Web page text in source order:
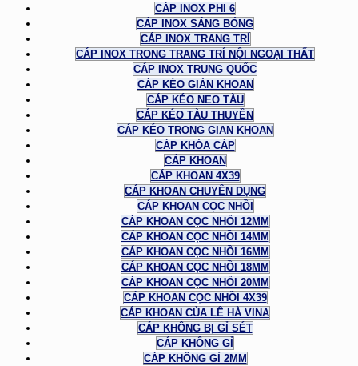
CÁP INOX PHI 6
CÁP INOX SÁNG BÓNG
CÁP INOX TRANG TRÍ
CÁP INOX TRONG TRANG TRÍ NỘI NGOẠI THẤT
CÁP INOX TRUNG QUỐC
CÁP KÉO GIÀN KHOAN
CÁP KÉO NEO TÀU
CÁP KÉO TÀU THUYỀN
CÁP KÉO TRONG GIAN KHOAN
CÁP KHÓA CÁP
CÁP KHOAN
CÁP KHOAN 4X39
CÁP KHOAN CHUYÊN DỤNG
CÁP KHOAN CỌC NHỒI
CÁP KHOAN CỌC NHỒI 12MM
CÁP KHOAN CỌC NHỒI 14MM
CÁP KHOAN CỌC NHỒI 16MM
CÁP KHOAN CỌC NHỒI 18MM
CÁP KHOAN CỌC NHỒI 20MM
CÁP KHOAN CỌC NHỒI 4X39
CÁP KHOAN CỦA LÊ HÀ VINA
CÁP KHÔNG BỊ GỈ SÉT
CÁP KHÔNG GỈ
CÁP KHÔNG GỈ 2MM